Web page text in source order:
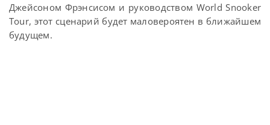
Джейсоном Фрэнсисом и руководством World Snooker
Tour, этот сценарий будет маловероятен в ближайшем
будущем.